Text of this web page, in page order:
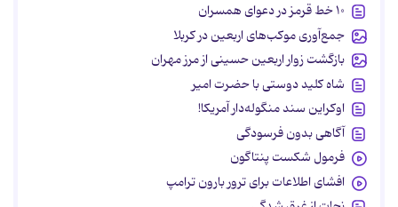
۱۰ خط قرمز در دعوای همسران
جمع‌آوری موکب‌های اربعین در کربلا
بازگشت زوار اربعین حسینی از مرز مهران
شاه کلید دوستی با حضرت امیر
اوکراین سند منگوله‌دار آمریکا!
آگاهی بدون فرسودگی
فرمول شکست پنتاگون
افشای اطلاعات برای ترور بارون ترامپ